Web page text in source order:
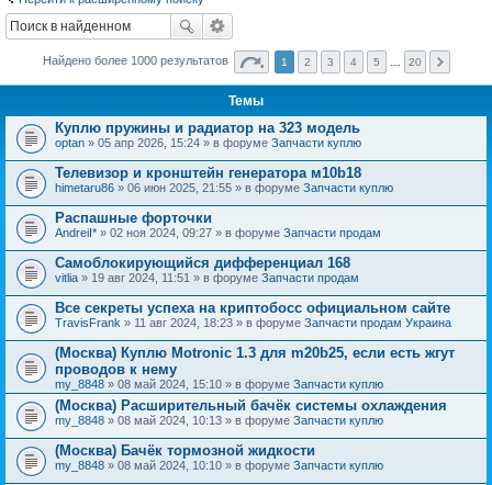
Найдено более 1000 результатов 1 2 3 4 5 20
Темы
Куплю пружины и радиатор на 323 модель
optan » 05 апр 2026, 15:24 » в форуме Запчасти куплю
Телевизор и кронштейн генератора м10b18
himetaru86 » 06 июн 2025, 21:55 » в форуме Запчасти куплю
Распашные форточки
AndreiI* » 02 ноя 2024, 09:27 » в форуме Запчасти продам
Самоблокирующийся дифференциал 168
vitlia » 19 авг 2024, 11:51 » в форуме Запчасти продам
Все секреты успеха на криптобосс официальном сайте
TravisFrank » 11 авг 2024, 18:23 » в форуме Запчасти продам Украина
(Москва) Куплю Motronic 1.3 для m20b25, если есть жгут
проводов к нему
my_8848 » 08 май 2024, 15:10 » в форуме Запчасти куплю
(Москва) Расширительный бачёк системы охлаждения
my_8848 » 08 май 2024, 10:13 » в форуме Запчасти куплю
(Москва) Бачёк тормозной жидкости
my_8848 » 08 май 2024, 10:10 » в форуме Запчасти куплю